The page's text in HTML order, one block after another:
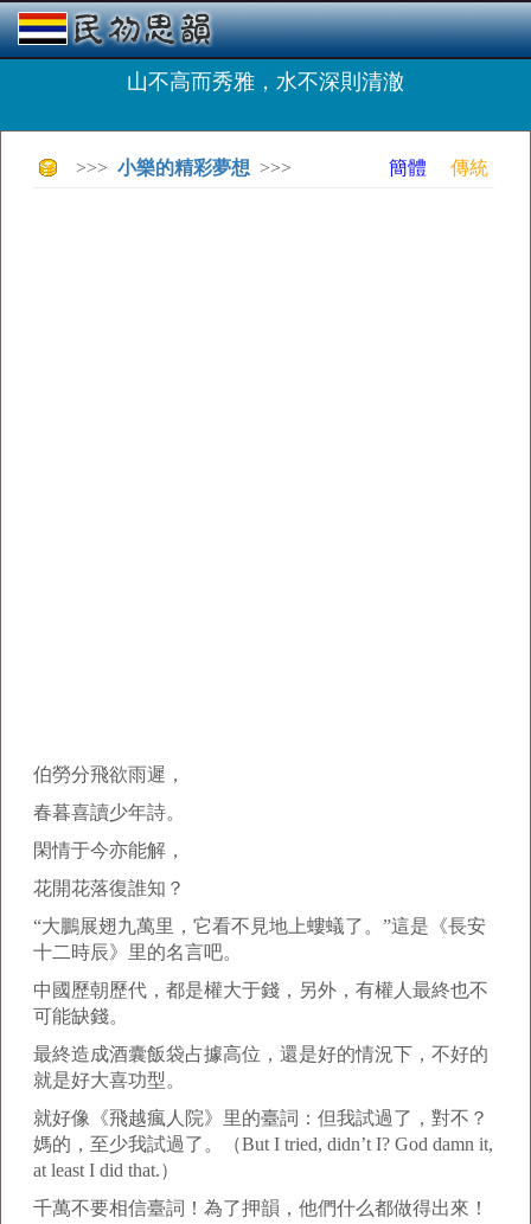
山不高而秀雅，水不深則清澈
>>> 小樂的精彩夢想 >>> 簡體 傳統
伯勞分飛欲雨遲，
春暮喜讀少年詩。
閑情于今亦能解，
花開花落復誰知？
“大鵬展翅九萬里，它看不見地上螻蟻了。”這是《長安
十二時辰》里的名言吧。
中國歷朝歷代，都是權大于錢，另外，有權人最終也不
可能缺錢。
最終造成酒囊飯袋占據高位，還是好的情況下，不好的
就是好大喜功型。
就好像《飛越瘋人院》里的臺詞：但我試過了，對不？
媽的，至少我試過了。（But I tried, didn’t I? God damn it,
at least I did that.）
千萬不要相信臺詞！為了押韻，他們什么都做得出來！